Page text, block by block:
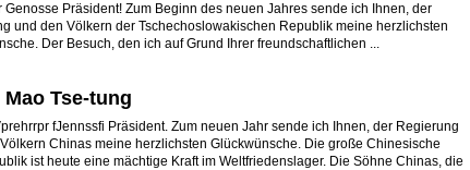
Genosse Präsident! Zum Beginn des neuen Jahres sende ich Ihnen, der
und den Völkern der Tschechoslowakischen Republik meine herzlichsten
Der Besuch, den ich auf Grund Ihrer freundschaftlichen ...
Mao Tse-tung
fJennssfi Präsident. Zum neuen Jahr sende ich Ihnen, der Regierung
Chinas meine herzlichsten Glückwünsche. Die große Chinesische
ist heute eine mächtige Kraft im Weltfriedenslager. Die Söhne Chinas, die